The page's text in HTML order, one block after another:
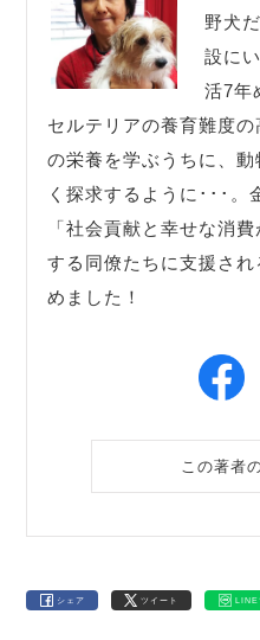
野犬
設に
活7年
セルテリアの養育難度
の栄養を学ぶうちに、
く探求するように･･･。
「社会貢献と幸せな消
する同僚たちに支援さ
めました！
この著者
シェア ツイート LINE